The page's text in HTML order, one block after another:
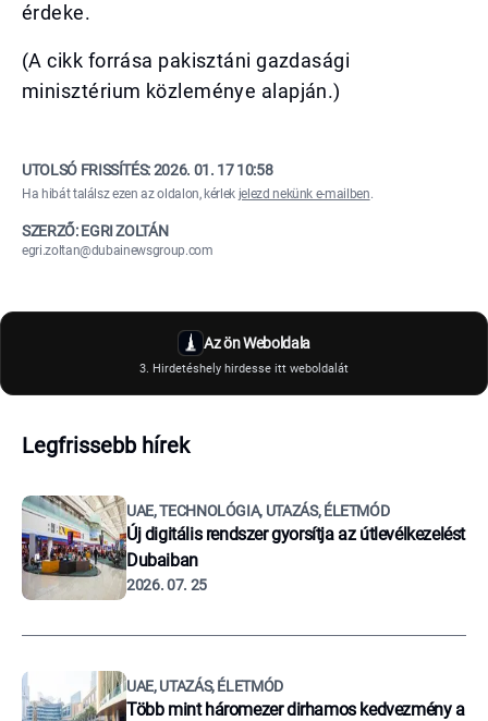
érdeke.
(A cikk forrása pakisztáni gazdasági
minisztérium közleménye alapján.)
UTOLSÓ FRISSÍTÉS:2026. 01. 17 10:58
Ha hibát találsz ezen az oldalon, kérlek jelezd nekünk e-mailben.
SZERZŐ: EGRI ZOLTÁN
egri.zoltan@dubainewsgroup.com
Az ön Weboldala
3. Hirdetéshely hirdesse itt weboldalát
Legfrissebb hírek
UAE, TECHNOLÓGIA, UTAZÁS, ÉLETMÓD
Új digitális rendszer gyorsítja az útlevélkezelést
Dubaiban
2026. 07. 25
UAE, UTAZÁS, ÉLETMÓD
Több mint háromezer dirhamos kedvezmény a